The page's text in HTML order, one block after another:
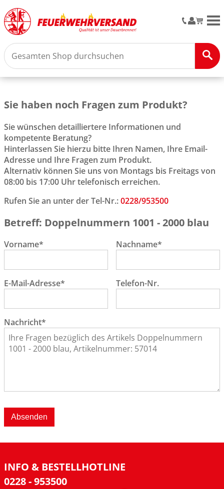
Sie haben noch Fragen zum Produkt?
Sie wünschen detailliertere Informationen und
kompetente Beratung?
Hinterlassen Sie hierzu bitte Ihren Namen, Ihre Email-
Adresse und Ihre Fragen zum Produkt.
Alternativ können Sie uns von Montags bis Freitags von
08:00 bis 17:00 Uhr telefonisch erreichen.
Rufen Sie an unter der Tel-Nr.:0228/953500
Betreff: Doppelnummern 1001 - 2000 blau
Vorname* Nachname*
E-Mail-Adresse* Telefon-Nr.
Nachricht*
Absenden
INFO & BESTELLHOTLINE
0228 - 953500